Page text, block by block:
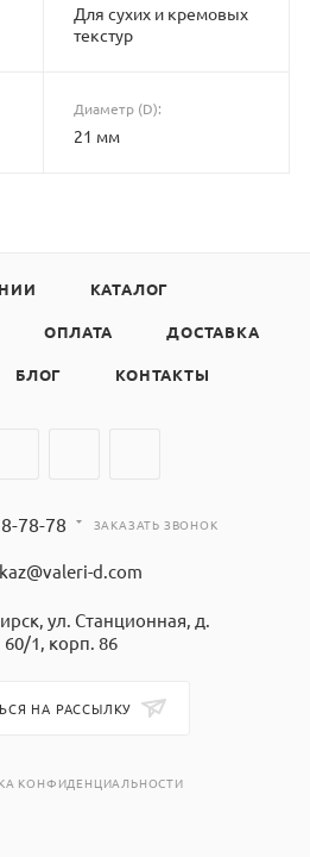
Для сухих и кремовых
текстур
Диаметр (D):
21 мм
КАТАЛОГ
ОПЛАТА ДОСТАВКА
БЛОГ КОНТАКТЫ
78-78 ЗАКАЗАТЬ ЗВОНОК
d.com
ул. Станционная, д.
60/1, корп. 86
НА РАССЫЛКУ
КОНФИДЕНЦИАЛЬНОСТИ